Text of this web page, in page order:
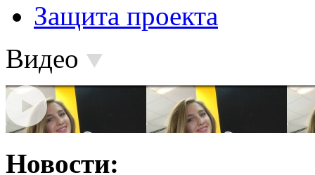
Защита проекта
Видео
Новости: